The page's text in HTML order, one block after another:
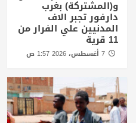
و(المشتركة) بغرب
دارفور تجبر الاف
المدنيين علي الفرار من
11 قرية